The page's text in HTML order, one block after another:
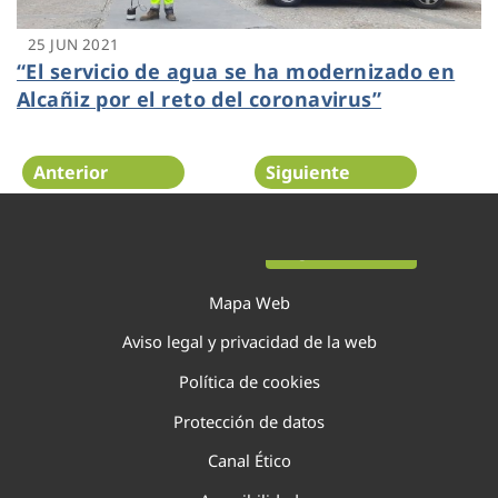
25 JUN 2021
“El servicio de agua se ha modernizado en
Alcañiz por el reto del coronavirus”
Anterior Siguiente
Mapa Web
Aviso legal y privacidad de la web
Política de cookies
Protección de datos
Canal Ético